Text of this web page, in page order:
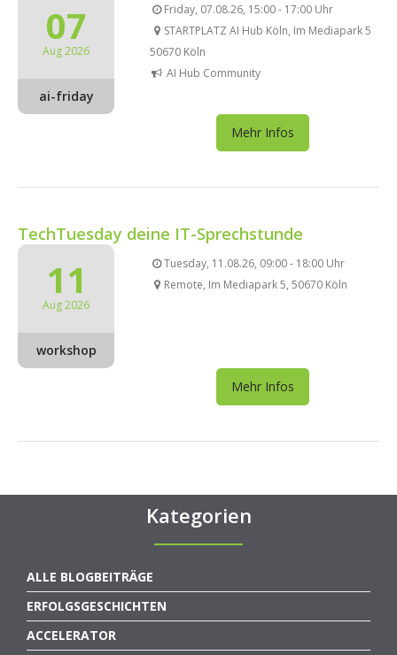
07
Aug 2026
ai-friday
Friday, 07.08.26, 15:00 - 17:00 Uhr
STARTPLATZ AI Hub Köln, Im Mediapark 5
50670 Köln
AI Hub Community
Mehr Infos
TechTuesday deine IT-Sprechstunde
11
Aug 2026
workshop
Tuesday, 11.08.26, 09:00 - 18:00 Uhr
Remote, Im Mediapark 5, 50670 Köln
Mehr Infos
Kategorien
ALLE BLOGBEITRÄGE
ERFOLGSGESCHICHTEN
ACCELERATOR